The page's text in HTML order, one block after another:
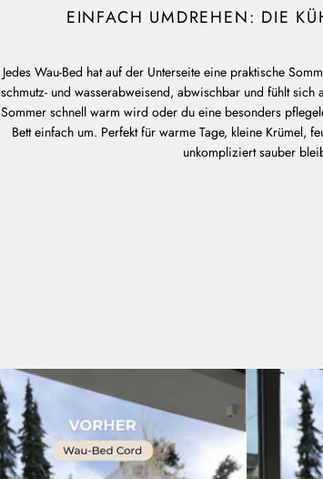
EINFACH UMDREHEN: DIE
Jedes Wau-Bed hat auf der Unterseite eine praktische
schmutz- und wasserabweisend, abwischbar und fühlt sich
Sommer schnell warm wird oder du eine besonders
Bett einfach um. Perfekt für warme Tage, kleine Krümel,
unkompliziert sauber